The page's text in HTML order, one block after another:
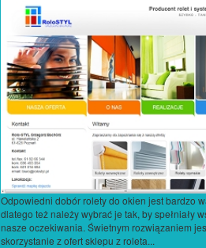
Odpowiedni dobór rolety do okien jest bardzo
dlatego też należy wybrać je tak, by spełniały
nasze oczekiwania. Świetnym rozwiązaniem
skorzystanie z ofert sklepu z roleta...